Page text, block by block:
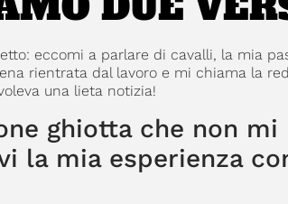
eccomi a parlare di cavalli, la mia
rientrata dal lavoro e mi chiama la
una lieta notizia!
ghiotta che non
la mia esperienza